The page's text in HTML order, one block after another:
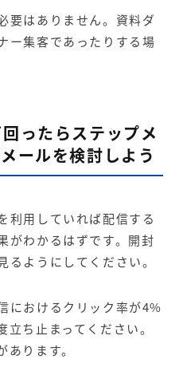
要はありません。資料ダ
ー集客であったりする場
ったらステップメ
ールを検討しよう
利用していれば配信する
がわかるはずです。開封
ようにしてください。
におけるクリック率が4%
ち止まってください。
ります。